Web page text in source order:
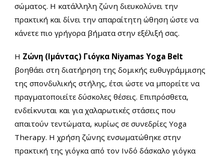
σώματος. Η κατάλληλη ζώνη διευκολύνει την
πρακτική και δίνει την απαραίτητη ώθηση ώστε να
κάνετε πιο γρήγορα βήματα στην εξέλιξή σας.
Η Ζώνη (Ιμάντας) Γιόγκα Niyamas Yoga Belt
βοηθάει στη διατήρηση της δομικής ευθυγράμμισης
της σπονδυλικής στήλης, έτσι ώστε να μπορείτε να
πραγματοποιείτε δύσκολες θέσεις. Επιπρόσθετα,
ενδείκνυται και για χαλαρωτικές στάσεις που
απαιτούν τεντώματα, κυρίως σε συνεδρίες Yoga
Therapy. Η χρήση ζώνης ενσωματώθηκε στην
πρακτική της γιόγκα από τον Ινδό δάσκαλο γιόγκα